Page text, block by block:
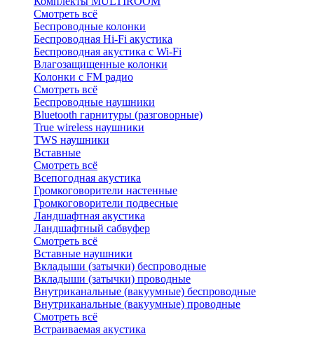
Смотреть всё
Беспроводные колонки
Беспроводная Hi-Fi акустика
Беспроводная акустика с Wi-Fi
Влагозащищенные колонки
Колонки с FM радио
Смотреть всё
Беспроводные наушники
Bluetоoth гарнитуры (разговорные)
True wireless наушники
TWS наушники
Вставные
Смотреть всё
Всепогодная акустика
Громкоговорители настенные
Громкоговорители подвесные
Ландшафтная акустика
Ландшафтный сабвуфер
Смотреть всё
Вставные наушники
Вкладыши (затычки) беспроводные
Вкладыши (затычки) проводные
Внутриканальные (вакуумные) беспроводные
Внутриканальные (вакуумные) проводные
Смотреть всё
Встраиваемая акустика